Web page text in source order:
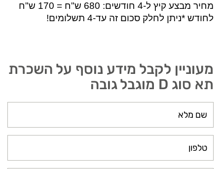
מחיר מבצע קיץ ל-4 חודשים: 680 ש"ח = 170 ש"ח
לחודש *ניתן לחלק סכום זה עד-4 תשלומים!
מעוניין לקבל מידע נוסף על השכרת
תא סוג D מוגבל גובה